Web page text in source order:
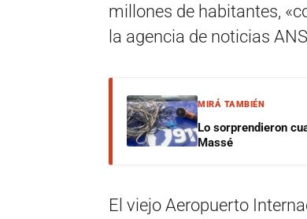
millones de habitantes,
la agencia de noticias
MIRÁ TAMBIÉN
Lo sorprendieron
Massé
El viejo Aeropuerto